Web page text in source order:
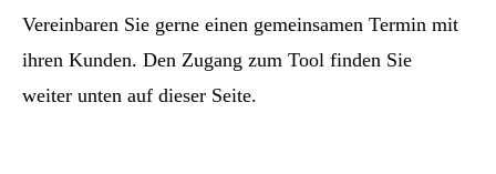
Vereinbaren Sie gerne einen gemeinsamen Termin mit
ihren Kunden. Den Zugang zum Tool finden Sie
weiter unten auf dieser Seite.